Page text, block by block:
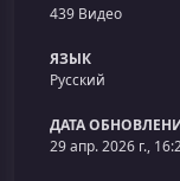
439 Видео
ЯЗЫК
Русский
ДАТА
29 апр. 2026 г.,